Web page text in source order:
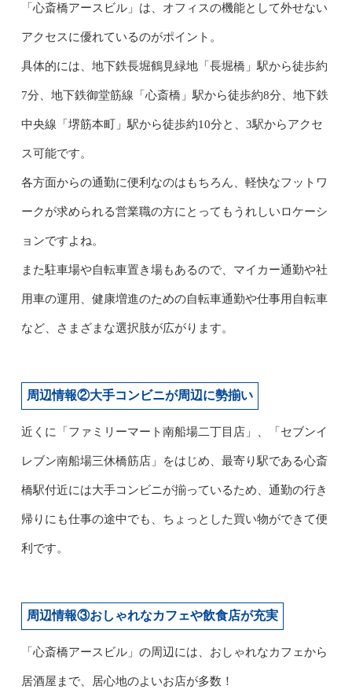
「心斎橋アースビル」は、オフィスの機能として外せない
アクセスに優れているのがポイント。
具体的には、地下鉄長堀鶴見緑地「長堀橋」駅から徒歩約
7分、地下鉄御堂筋線「心斎橋」駅から徒歩約8分、地下鉄
中央線「堺筋本町」駅から徒歩約10分と、3駅からアクセ
ス可能です。
各方面からの通勤に便利なのはもちろん、軽快なフットワ
ークが求められる営業職の方にとってもうれしいロケーシ
ョンですよね。
また駐車場や自転車置き場もあるので、マイカー通勤や社
用車の運用、健康増進のための自転車通勤や仕事用自転車
など、さまざまな選択肢が広がります。
周辺情報②大手コンビニが周辺に勢揃い
近くに「ファミリーマート南船場二丁目店」、「セブンイ
レブン南船場三休橋筋店」をはじめ、最寄り駅である心斎
橋駅付近には大手コンビニが揃っているため、通勤の行き
帰りにも仕事の途中でも、ちょっとした買い物ができて便
利です。
周辺情報③おしゃれなカフェや飲食店が充実
「心斎橋アースビル」の周辺には、おしゃれなカフェから
居酒屋まで、居心地のよいお店が多数！